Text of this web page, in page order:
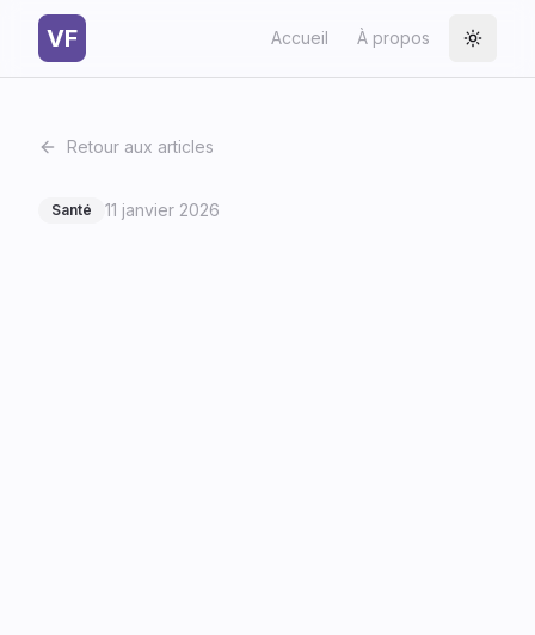
VF Accueil À propos Toggle
Retour aux articles
Santé 11 janvier 2026